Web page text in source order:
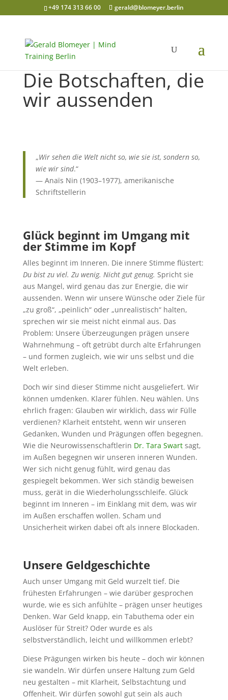
+49 174 313 66 00 gerald@blomeyer.berlin
Die Botschaften, die
wir aussenden
„Wir sehen die Welt nicht so, wie sie ist, sondern so,
wie wir sind.“
— Anaïs Nin (1903–1977), amerikanische
Schriftstellerin
Glück beginnt im Umgang mit
der Stimme im Kopf
Alles beginnt im Inneren. Die innere Stimme flüstert:
Du bist zu viel. Zu wenig. Nicht gut genug. Spricht sie
aus Mangel, wird genau das zur Energie, die wir
aussenden. Wenn wir unsere Wünsche oder Ziele für
„zu groß“, „peinlich“ oder „unrealistisch“ halten,
sprechen wir sie meist nicht einmal aus. Das
Problem: Unsere Überzeugungen prägen unsere
Wahrnehmung – oft getrübt durch alte Erfahrungen
– und formen zugleich, wie wir uns selbst und die
Welt erleben.
Doch wir sind dieser Stimme nicht ausgeliefert. Wir
können umdenken. Klarer fühlen. Neu wählen. Uns
ehrlich fragen: Glauben wir wirklich, dass wir Fülle
verdienen? Klarheit entsteht, wenn wir unseren
Gedanken, Wunden und Prägungen offen begegnen.
Wie die Neurowissenschaftlerin Dr. Tara Swart sagt,
im Außen begegnen wir unseren inneren Wunden.
Wer sich nicht genug fühlt, wird genau das
gespiegelt bekommen. Wer sich ständig beweisen
muss, gerät in die Wiederholungsschleife. Glück
beginnt im Inneren – im Einklang mit dem, was wir
im Außen erschaffen wollen. Scham und
Unsicherheit wirken dabei oft als innere Blockaden.
Unsere Geldgeschichte
Auch unser Umgang mit Geld wurzelt tief. Die
frühesten Erfahrungen – wie darüber gesprochen
wurde, wie es sich anfühlte – prägen unser heutiges
Denken. War Geld knapp, ein Tabuthema oder ein
Auslöser für Streit? Oder wurde es als
selbstverständlich, leicht und willkommen erlebt?
Diese Prägungen wirken bis heute – doch wir können
sie wandeln. Wir dürfen unsere Haltung zum Geld
neu gestalten – mit Klarheit, Selbstachtung und
Offenheit. Wir dürfen sowohl gut sein als auch